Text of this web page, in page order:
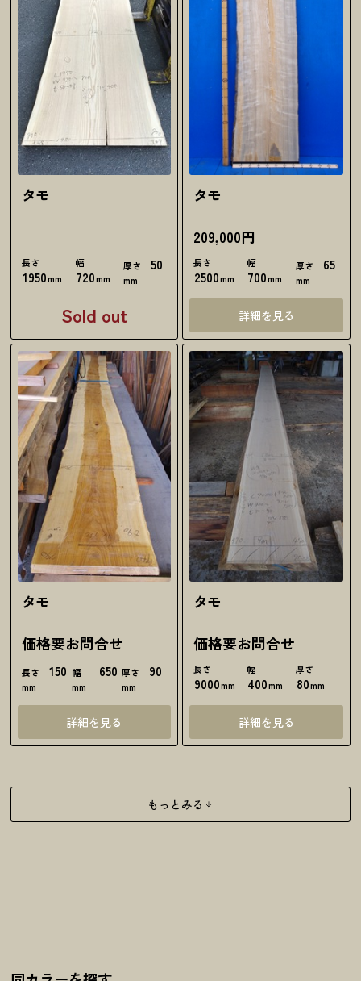
タモ
長さ
1950mm
幅
720mm
厚さ 50
mm
Sold out
タモ
209,000円
長さ
2500mm
幅
700mm
厚さ 65
mm
詳細を見る
タモ
価格要お問合せ
長さ 150
mm
幅 650
mm
厚さ 90
mm
詳細を見る
タモ
価格要お問合せ
長さ
9000mm
幅
400mm
厚さ
80mm
詳細を見る
もっとみる